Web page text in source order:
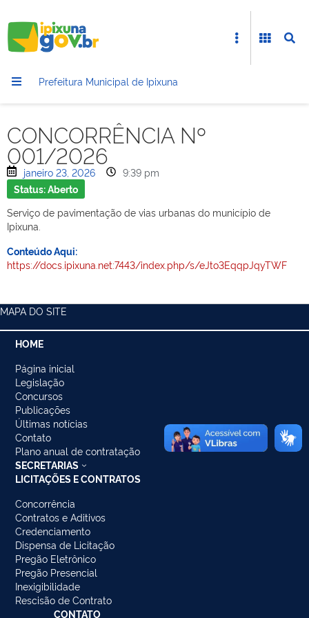
Prefeitura Municipal de Ipixuna
CONCORRÊNCIA Nº
001/2026
janeiro 23, 2026
9:39 pm
Status: Aberto
Serviço de pavimentação de vias urbanas do município de
Ipixuna.
Conteúdo Aqui:
https://docs.ipixuna.net:7443/index.php/s/eJto3EqqpJqyTWF
MAPA DO SITE
HOME
Página inicial
Legislação
Concursos
Publicações
Últimas notícias
Contato
Plano anual de contratação
SECRETARIAS
LICITAÇÕES E CONTRATOS
Concorrência
Contratos e Aditivos
Credenciamento
Dispensa de Licitação
Pregão Eletrônico
Pregão Presencial
Inexigibilidade
Rescisão de Contrato
CONTATO